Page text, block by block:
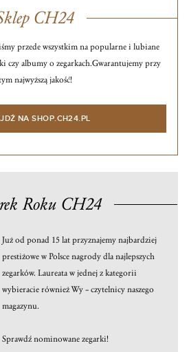
CH24
przede wszystkim na popularne i lubiane
czy albumy o zegarkach.Gwarantujemy przy
najwyższą jakość!
NA SHOP.CH24.PL
Roku CH24
Już od ponad 15 lat przyznajemy najbardziej
prestiżowe w Polsce nagrody dla najlepszych
zegarków. Laureata w jednej z kategorii
wybieracie również Wy – czytelnicy naszego
magazynu.
Sprawdź nominowane zegarki!